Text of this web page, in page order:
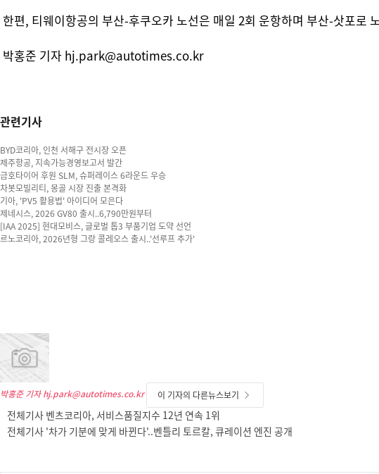
한편, 티웨이항공의 부산-후쿠오카 노선은 매일 2회 운항하며 부산-삿포로
박홍준 기자 hj.park@autotimes.co.kr
관련기사
BYD코리아, 인천 서해구 전시장 오픈
제주항공, 지속가능경영보고서 발간
금호타이어 후원 SLM, 슈퍼레이스 6라운드 우승
차봇모빌리티, 몽골 시장 진출 본격화
기아, 'PV5 활용법' 아이디어 모은다
제네시스, 2026 GV80 출시..6,790만원부터
[IAA 2025] 현대모비스, 글로벌 톱3 부품기업 도약 선언
르노코리아, 2026년형 그랑 콜레오스 출시..'선루프 추가'
박홍준 기자 hj.park@autotimes.co.kr 이 기자의 다른뉴스보기
전체기사 벤츠코리아, 서비스품질지수 12년 연속 1위
전체기사 '차가 기분에 맞게 바뀐다'..벤틀리 토르칼, 큐레이션 엔진 공개